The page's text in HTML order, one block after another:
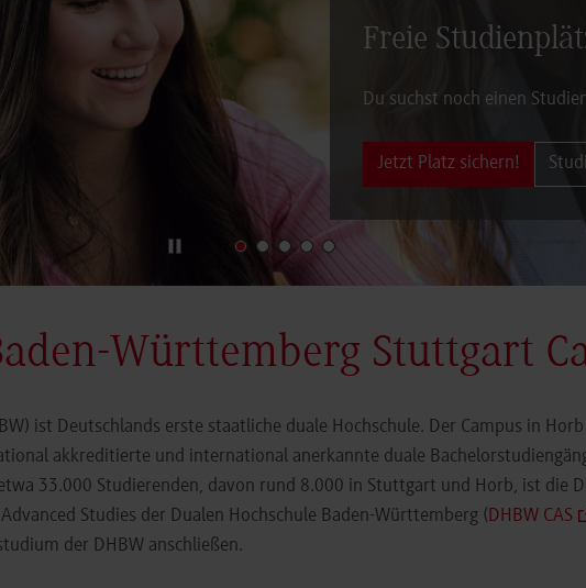
Freie
Du suchst noch einen
Jetzt Platz sichern!
Württemberg Stuttgart
ist Deutschlands erste staatliche duale Hochschule. Der Campus in
akkreditierte und international anerkannte duale
33.000 Studierenden, davon rund 8.000 in Stuttgart und Horb, ist die
Studies der Dualen Hochschule Baden-Württemberg (DHBW CAS
der DHBW anschließen.